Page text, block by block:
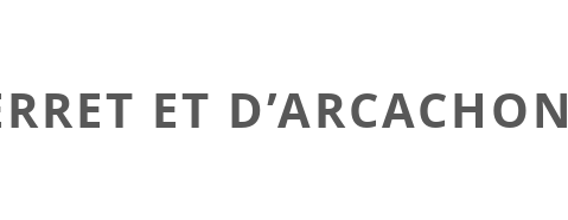
ET D’ARCACHON